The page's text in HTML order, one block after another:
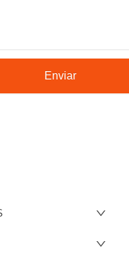
Enviar